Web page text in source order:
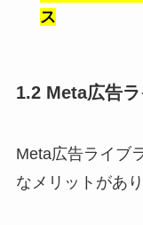
ス
1.2 Meta広告
Meta広告ライブ
なメリットがあり